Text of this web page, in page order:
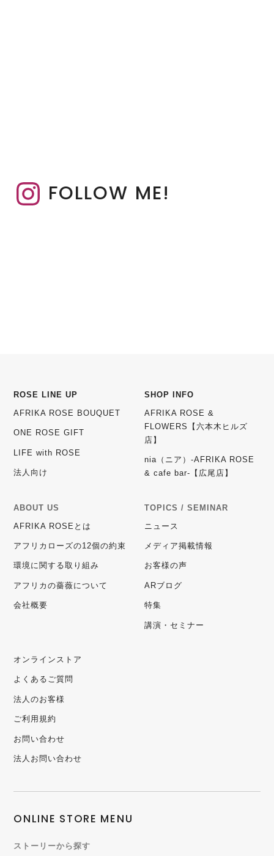
FOLLOW ME!
ROSE LINE UP
AFRIKA ROSE BOUQUET
ONE ROSE GIFT
LIFE with ROSE
法人向け
SHOP INFO
AFRIKA ROSE &
FLOWERS【六本木ヒルズ
店】
nia（ニア）-AFRIKA ROSE
& cafe bar-【広尾店】
ABOUT US
AFRIKA ROSEとは
アフリカローズの12個の約束
環境に関する取り組み
アフリカの薔薇について
会社概要
TOPICS / SEMINAR
ニュース
メディア掲載情報
お客様の声
ARブログ
特集
講演・セミナー
オンラインストア
よくあるご質問
法人のお客様
ご利用規約
お問い合わせ
法人お問い合わせ
ONLINE STORE MENU
ストーリーから探す